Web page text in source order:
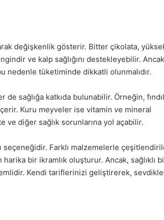
değişkenlik gösterir. Bitter çikolata,
ve kalp sağlığını destekleyebilir.
nedenle tüketiminde dikkatli olunmalıdır.
de sağlığa katkıda bulunabilir. Örneğin,
Kuru meyveler ise vitamin ve mineral
ve diğer sağlık sorunlarına yol açabilir.
Farklı malzemelerle
bir ikramlık oluşturur. Ancak, sağlıklı
Kendi tariflerinizi geliştirerek,